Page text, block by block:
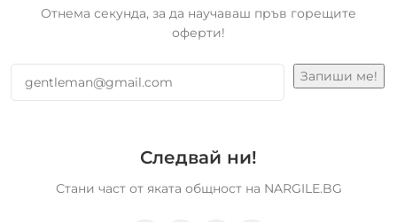
Отнема секунда, за да научаваш пръв горещите
оферти!
Следвай ни!
Стани част от яката общност на NARGILE.BG